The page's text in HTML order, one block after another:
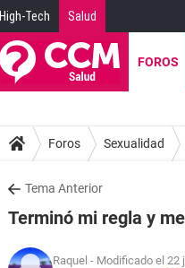
High-Tech Salud
FOROS
Foros Sexualidad
Tema Anterior
Terminó mi regla y
Raquel - Modificado el 22